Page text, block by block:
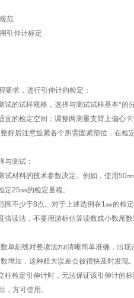
范
引伸计标定
要求，进行引伸计的检定：
的试样规格，选择与测试试样基本*的分
宜的检定空间；调整两测量支臂上偏心
好后注意旋紧各个所需固紧部位，在
与测试：
试材料的技术参数决定。例如，使用
25㎜的检定量程。
围不少于8点。对于上述选例在1㎜的检
倍读法，不要用游标估算读数或小数尾
单刻线对整读法zui清晰简单准确，出
增加，这种粗大误差会被很快及时发现。
柱检定引伸计时，无法保证该引伸计的
，方可使用。